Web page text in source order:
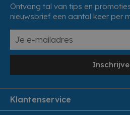
Ontvang tal van tips en
nieuwsbrief een aantal keer per
Klantenservice